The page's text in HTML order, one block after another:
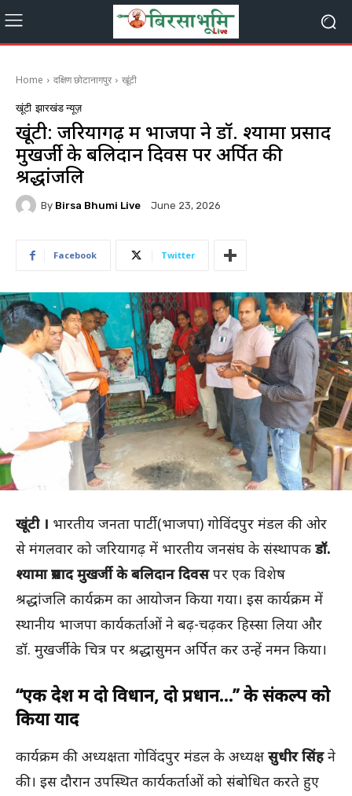
Home दक्षिण छोटानागपुर खूंटी
खूंटी झारखंड न्यूज़
खूंटी: जरियागढ़ में भाजपा ने डॉ. श्यामा प्रसाद
मुखर्जी के बलिदान दिवस पर अर्पित की
श्रद्धांजलि
By Birsa Bhumi Live June 23, 2026
Facebook Twitter
खूंटी । भारतीय जनता पार्टी (भाजपा) गोविंदपुर मंडल की ओर
से मंगलवार को जरियागढ़ में भारतीय जनसंघ के संस्थापक डॉ.
श्यामा प्रसाद मुखर्जी के बलिदान दिवसपर एक विशेष
श्रद्धांजलि कार्यक्रम का आयोजन किया गया। इस कार्यक्रम में
स्थानीय भाजपा कार्यकर्ताओं ने बढ़-चढ़कर हिस्सा लिया और
डॉ. मुखर्जी के चित्र पर श्रद्धासुमन अर्पित कर उन्हें नमन किया।
“एक देश में दो विधान, दो प्रधान…” के संकल्प को
किया याद
कार्यक्रम की अध्यक्षता गोविंदपुर मंडल के अध्यक्षसुधीर सिंहने
की। इस दौरान उपस्थित कार्यकर्ताओं को संबोधित करते हुए